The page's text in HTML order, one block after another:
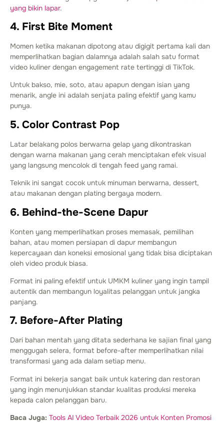
yang bikin lapar.
4. First Bite Moment
Momen ketika makanan dipotong atau digigit pertama kali dan
memperlihatkan bagian dalamnya adalah salah satu format
video kuliner dengan engagement rate tertinggi di TikTok.
Untuk bakso, mie, soto, atau apapun dengan isian yang
menarik, angle ini adalah senjata paling efektif yang kamu
punya.
5. Color Contrast Pop
Latar belakang polos berwarna gelap yang dikontraskan
dengan warna makanan yang cerah menciptakan efek visual
yang langsung mencolok di tengah feed yang ramai.
Teknik ini sangat cocok untuk minuman berwarna, dessert,
atau makanan dengan plating bergaya modern.
6. Behind-the-Scene Dapur
Konten yang memperlihatkan proses memasak, pemilihan
bahan, atau momen persiapan di dapur membangun
kepercayaan dan koneksi emosional yang tidak bisa diciptakan
oleh video produk biasa.
Format ini paling efektif untuk UMKM kuliner yang ingin tampil
autentik dan membangun loyalitas pelanggan untuk jangka
panjang.
7. Before-After Plating
Dari bahan mentah yang ditata sederhana ke sajian final yang
menggugah selera, format before-after memperlihatkan nilai
transformasi yang ada dalam setiap menu.
Format ini bekerja sangat baik untuk katering dan restoran
yang ingin menunjukkan standar kualitas produksi mereka
kepada calon pelanggan baru.
Baca Juga: Tools AI Video Terbaik 2026 untuk Konten Promosi